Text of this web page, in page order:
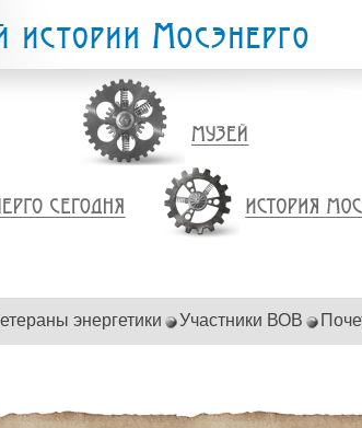
энергетики Участники ВОВ